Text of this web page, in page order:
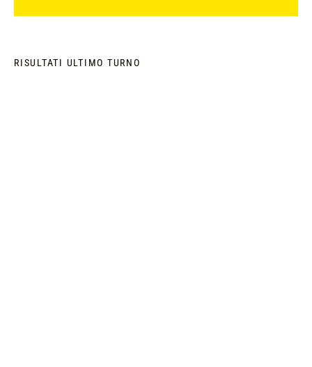
RISULTATI ULTIMO TURNO